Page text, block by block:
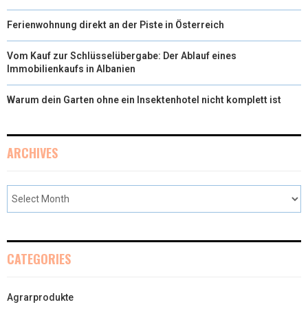
Ferienwohnung direkt an der Piste in Österreich
Vom Kauf zur Schlüsselübergabe: Der Ablauf eines
Immobilienkaufs in Albanien
Warum dein Garten ohne ein Insektenhotel nicht komplett ist
ARCHIVES
CATEGORIES
Agrarprodukte